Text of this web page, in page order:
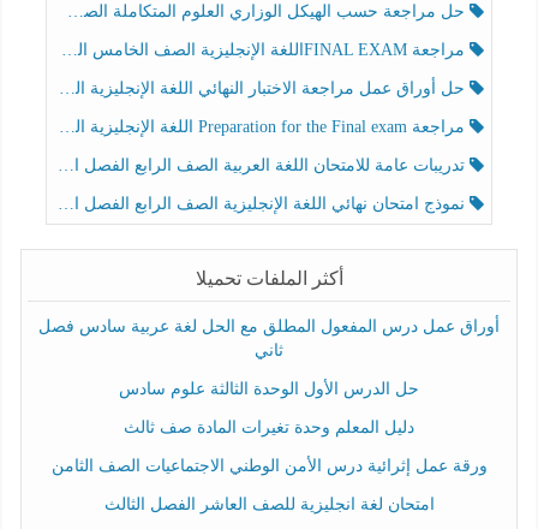
حل مراجعة حسب الهيكل الوزاري العلوم المتكاملة الصف الخامس عام الفصل الثالث
مراجعة FINAL EXAMاللغة الإنجليزية الصف الخامس الفصل الثالث
حل أوراق عمل مراجعة الاختبار النهائي اللغة الإنجليزية الصف الرابع الفصل الثالث
مراجعة Preparation for the Final exam اللغة الإنجليزية الصف الرابع الفصل الثالث
تدريبات عامة للامتحان اللغة العربية الصف الرابع الفصل الثالث
نموذج امتحان نهائي اللغة الإنجليزية الصف الرابع الفصل الثالث
أكثر الملفات تحميلا
أوراق عمل درس المفعول المطلق مع الحل لغة عربية سادس فصل
ثاني
حل الدرس الأول الوحدة الثالثة علوم سادس
دليل المعلم وحدة تغيرات المادة صف ثالث
ورقة عمل إثرائية درس الأمن الوطني الاجتماعيات الصف الثامن
امتحان لغة انجليزية للصف العاشر الفصل الثالث